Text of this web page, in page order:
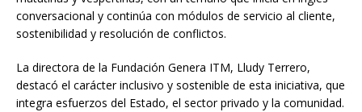
conversacional y continúa con módulos de servicio al cliente,
sostenibilidad y resolución de conflictos.
La directora de la Fundación Genera ITM, Lludy Terrero,
destacó el carácter inclusivo y sostenible de esta iniciativa, que
integra esfuerzos del Estado, el sector privado y la comunidad.